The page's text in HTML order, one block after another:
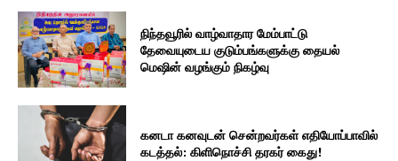
நிந்தவூரில் வாழ்வாதார மேம்பாட்டு
தேவையுடைய குடும்பங்களுக்கு தையல்
மெஷின் வழங்கும் நிகழ்வு
கனடா கனவுடன் சென்றவர்கள் எதியோப்பாவில்
கடத்தல்: கிளிநொச்சி தரகர் கைது!